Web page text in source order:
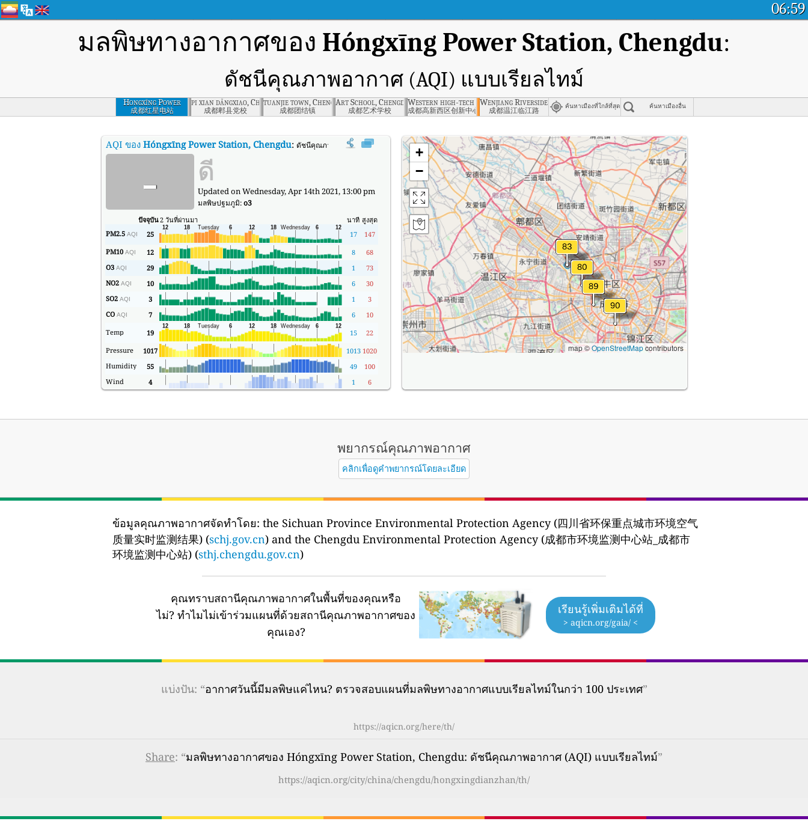
06:59
มลพิษทางอากาศของ Hóngxīng Power Station, Chengdu:
ดัชนีคุณภาพอากาศ (AQI) แบบเรียลไทม์
Hongxīng Power
Station, Chengdu
成都红星电站
pi xian dǎngxiao, Chengdu
成都郫县党校
tuanjie town, Chengdu
成都团结镇
Art School, Chengdu
成都艺术学校
Western high-tech innovation center, Chengdu
成都高新西区创新中心
Wenjiang Riverside Road, Chengdu
成都温江临江路 ค้นหาเมืองที่ใกล้ที่สุด ค้นหาเมืองอื่น
AQI ของ Hóngxīng Power Station, Chengdu: ดัชนีคุณภาพอากาศ (AQI) แบบเรียลไทม์ของ Hóngxīng Power Station, Chengdu
- ดี
Updated on Wednesday, Apr 14th 2021, 13:00 pm
มลพิษปฐมภูมิ:o3
ปัจจุบัน2 วันที่ผ่านมา นาที สูงสุด
PM2.5 AQI 25 17
147
PM10 AQI 12 8
68
O3 AQI 29 1
73
NO2 AQI 10 6
30
SO2 AQI 3 1
3
CO AQI 7 6
10
Temp
19 15
22
Pressure
1017 1013 1020
Humidity
55 49
100
Wind
4 1 6
+
−
map ©OpenStreetMapcontributors
พยากรณ์คุณภาพอากาศ
คลิกเพื่อดูคำพยากรณ์โดยละเอียด
ข้อมูลคุณภาพอากาศจัดทำโดย: the Sichuan Province Environmental Protection Agency (四川省环保重点城市环境空气
质量实时监测结果) (schj.gov.cn) and the Chengdu Environmental Protection Agency (成都市环境监测中心站_成都市
环境监测中心站) (sthj.chengdu.gov.cn)
คุณทราบสถานีคุณภาพอากาศในพื้นที่ของคุณหรือ
ไม่? ทำไมไม่เข้าร่วมแผนที่ด้วยสถานีคุณภาพอากาศของ
คุณเอง?
เรียนรู้เพิ่มเติมได้ที่
> aqicn.org/gaia/ <
แบ่งปัน: “อากาศวันนี้มีมลพิษแค่ไหน? ตรวจสอบแผนที่มลพิษทางอากาศแบบเรียลไทม์ในกว่า 100 ประเทศ”
https://aqicn.org/here/th/
Share: “มลพิษทางอากาศของ Hóngxīng Power Station, Chengdu: ดัชนีคุณภาพอากาศ (AQI) แบบเรียลไทม์”
https://aqicn.org/city/china/chengdu/hongxingdianzhan/th/